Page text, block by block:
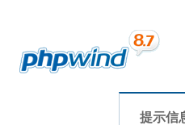
提示信